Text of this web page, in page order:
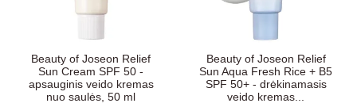
Beauty of Joseon Relief
Sun Cream SPF 50 -
apsauginis veido kremas
nuo saulės, 50 ml
Beauty of Joseon Relief
Sun Aqua Fresh Rice + B5
SPF 50+ - drėkinamasis
veido kremas...